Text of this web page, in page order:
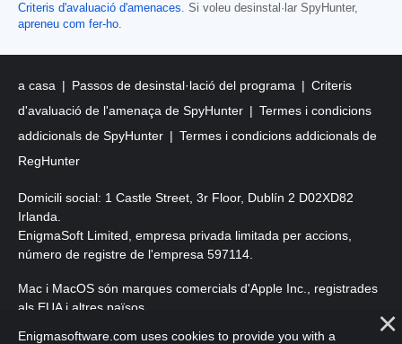
Criteris d'avaluació d'amenaces. Si voleu desinstal·lar SpyHunter,
apreneu com fer-ho.
a casa Passos de desinstal·lació del programa
Criteris
d'avaluació de l'amenaça de SpyHunter
Termes i condicions
addicionals de SpyHunter
Termes i condicions addicionals de
RegHunter
Domicili social: 1 Castle Street, 3r Floor, Dublín 2 D02XD82
Irlanda.
EnigmaSoft Limited, empresa privada limitada per accions,
número de registre de l'empresa 597114.
Mac i MacOS són marques comercials d'Apple Inc., registrades
als EUA i altres països.
Copyright 2016-2026. EnigmaSoft Ltd. Tots els drets reservats.
Enigmasoftware.com uses cookies to provide you with a